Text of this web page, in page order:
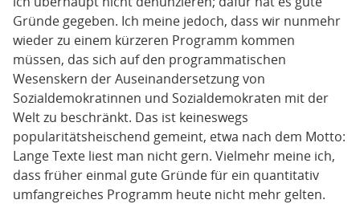
Gründe gegeben. Ich meine jedoch, dass wir nunmehr
wieder zu einem kürzeren Programm kommen
müssen, das sich auf den programmatischen
Wesenskern der Auseinandersetzung von
Sozialdemokratinnen und Sozialdemokraten mit der
Welt zu beschränkt. Das ist keineswegs
popularitätsheischend gemeint, etwa nach dem Motto:
Lange Texte liest man nicht gern. Vielmehr meine ich,
dass früher einmal gute Gründe für ein quantitativ
umfangreiches Programm heute nicht mehr gelten.